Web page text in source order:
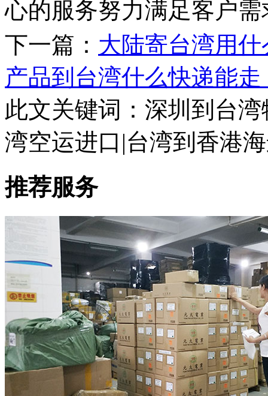
心的服务努力满足客户需
下一篇： 大陆寄台湾用
产品到台湾什么快递能
此文关键词： 深圳到台湾
湾空运进口|台湾到香港
推荐服务